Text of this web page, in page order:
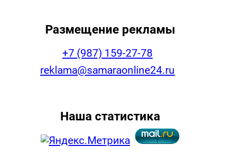
Размещение рекламы
+7 (987) 159-27-78
reklama@samaraonline24.ru
Наша статистика